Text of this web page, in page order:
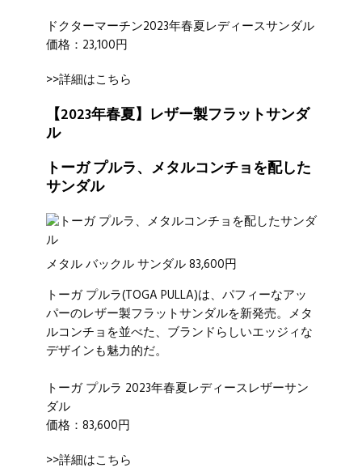
ドクターマーチン2023年春夏レディースサンダル
価格：23,100円
>>詳細はこちら
【2023年春夏】レザー製フラットサンダ
ル
トーガ プルラ、メタルコンチョを配した
サンダル
メタル バックル サンダル 83,600円
トーガ プルラ(TOGA PULLA)は、パフィーなアッ
パーのレザー製フラットサンダルを新発売。メタ
ルコンチョを並べた、ブランドらしいエッジィな
デザインも魅力的だ。
トーガ プルラ 2023年春夏レディースレザーサン
ダル
価格：83,600円
>>詳細はこちら